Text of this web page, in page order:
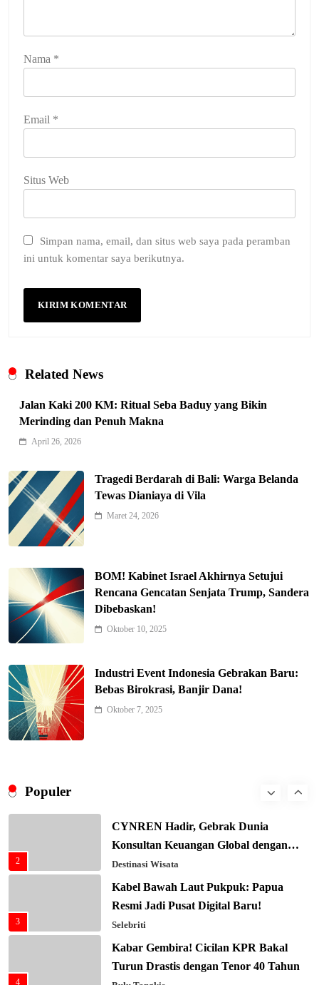
Populer
Indonesia Siap Gaspol! Jadi Pemain
6
Ekonomi Indonesia Meroket! Kalahkan
Negara G20 di Awal 2026
7 Berita Nasional
8
Xenco Medical Raih Penghargaan
2
CYNREN Hadir, Gebrak Dunia
Konsultan Keuangan Global dengan
Sentuhan AI
Destinasi Wisata
3
Kabel Bawah Laut Pukpuk: Papua
Resmi Jadi Pusat Digital Baru!
Selebriti
4
Kabar Gembira! Cicilan KPR Bakal
Turun Drastis dengan Tenor 40 Tahun
Nama *
Email *
Situs Web
Simpan nama, email, dan situs web saya pada peramban
ini untuk komentar saya berikutnya.
Related News
Jalan Kaki 200 KM: Ritual Seba Baduy yang Bikin
Merinding dan Penuh Makna
April 26, 2026
Tragedi Berdarah di Bali: Warga Belanda
Tewas Dianiaya di Vila
Maret 24, 2026
BOM! Kabinet Israel Akhirnya Setujui
Rencana Gencatan Senjata Trump, Sandera
Dibebaskan!
Oktober 10, 2025
Industri Event Indonesia Gebrakan Baru:
Bebas Birokrasi, Banjir Dana!
Oktober 7, 2025